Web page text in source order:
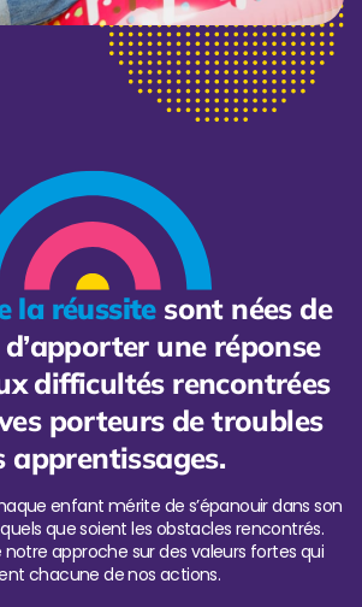
la réussitesont nées de
une réponse
difficultés rencontrées
porteurs de troubles
apprentissages.
enfant mérite de s’épanouir dans son
que soient les obstacles rencontrés.
approche sur des valeurs fortes qui
chacune de nos actions.